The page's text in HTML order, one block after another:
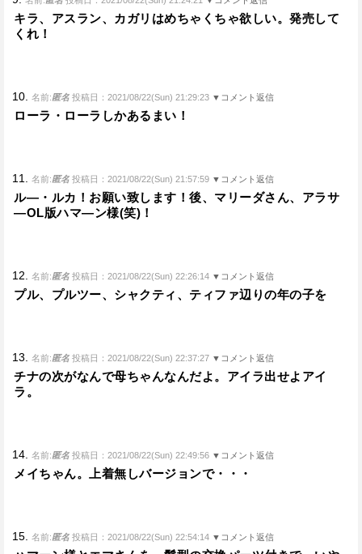
キラ、アスラン、カガリはめちゃくちゃ欲しい。発売して
くれ！
10. 名前:匿名 投稿日：2021/08/22(Sun) 21:29:23 ▼コメント返信
ローラ・ローラしかあるまい！
11. 名前:匿名 投稿日：2021/08/22(Sun) 21:57:59 ▼コメント返信
ル―・ルカ！お願い致します！後、マリーダさん、アラサ
―OL版ハマ―ン様(笑)！
12. 名前:匿名 投稿日：2021/08/22(Sun) 22:26:14 ▼コメント返信
プル、プルツー、シャクティ、ティファ辺りの年の子を
13. 名前:匿名 投稿日：2021/08/22(Sun) 22:37:27 ▼コメント返信
チナの次がなんで母ちゃんなんだよ。アイラ出せよアイ
ラ。
14. 名前:匿名 投稿日：2021/08/22(Sun) 22:49:56 ▼コメント返信
メイちゃん。上着無しバージョンで・・・
15. 名前:匿名 投稿日：2021/08/22(Sun) 22:54:14 ▼コメント返信